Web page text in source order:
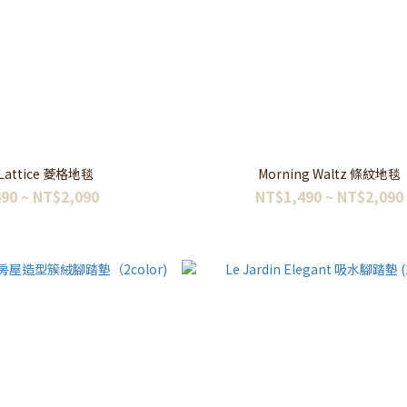
菱格地毯
~ NT$2,090
Morning Waltz 條紋地毯
NT$1,490 ~ NT$2,090